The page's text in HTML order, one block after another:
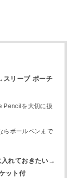
スリーブ ポーチ
Pencilを大切に扱
らボールペンまで
入れておきたい→
ット付